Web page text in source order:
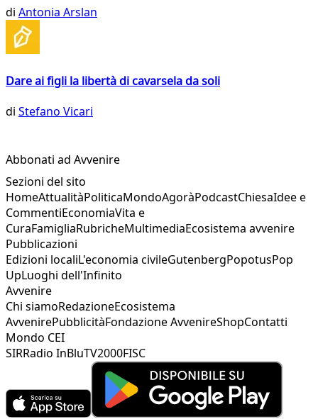
di Antonia Arslan
Dare ai figli la libertà di cavarsela da soli
di Stefano Vicari
Abbonati ad Avvenire
Sezioni del sito
HomeAttualitàPoliticaMondoAgoràPodcastChiesaIdee e
CommentiEconomiaVita e
CuraFamigliaRubricheMultimediaEcosistema avvenire
Pubblicazioni
Edizioni localiL'economia civileGutenbergPopotusPop
UpLuoghi dell'Infinito
Avvenire
Chi siamoRedazioneEcosistema
AvvenirePubblicitàFondazione AvvenireShopContatti
Mondo CEI
SIRRadio InBluTV2000FISC